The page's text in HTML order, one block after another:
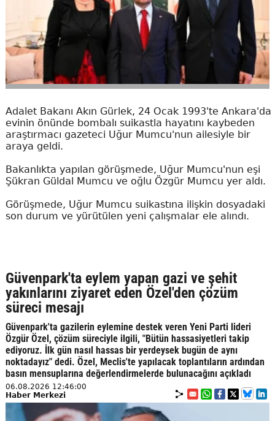
Adalet Bakanı Akın Gürlek, 24 Ocak 1993'te Ankara'da
evinin önünde bombalı suikastla hayatını kaybeden
araştırmacı gazeteci Uğur Mumcu'nun ailesiyle bir
araya geldi.
Bakanlıkta yapılan görüşmede, Uğur Mumcu'nun eşi
Şükran Güldal Mumcu ve oğlu Özgür Mumcu yer aldı.
Görüşmede, Uğur Mumcu suikastına ilişkin dosyadaki
son durum ve yürütülen yeni çalışmalar ele alındı.
Güvenpark'ta eylem yapan gazi ve şehit
yakınlarını ziyaret eden Özel'den çözüm
süreci mesajı
Güvenpark'ta gazilerin eylemine destek veren Yeni Parti lideri
Özgür Özel, çözüm süreciyle ilgili, "Bütün hassasiyetleri takip
ediyoruz. İlk gün nasıl hassas bir yerdeysek bugün de aynı
noktadayız" dedi. Özel, Meclis'te yapılacak toplantıların ardından
basın mensuplarına değerlendirmelerde bulunacağını açıkladı
06.08.2026 12:46:00
Haber Merkezi